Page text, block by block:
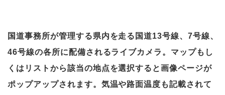
国道事務所が管理する県内を走る国道13号線、7号線、
46号線の各所に配備されるライブカメラ。マップもし
くはリストから該当の地点を選択すると画像ページが
ポップアップされます。気温や路面温度も記載されて